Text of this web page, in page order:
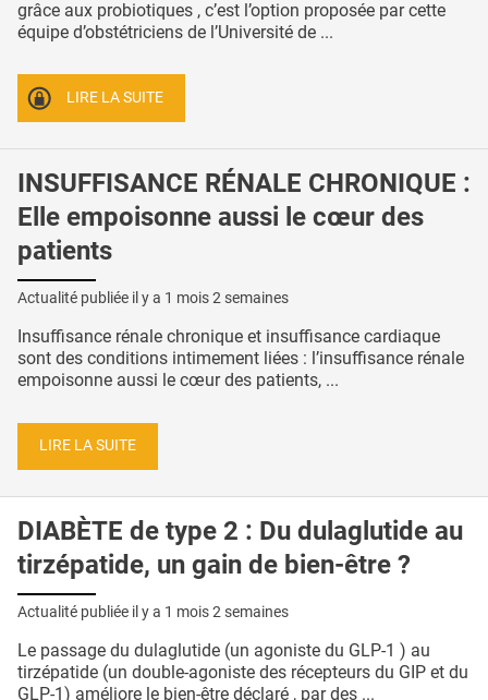
grâce aux probiotiques , c’est l’option proposée par cette
équipe d’obstétriciens de l’Université de ...
LIRE LA SUITE
INSUFFISANCE RÉNALE CHRONIQUE :
Elle empoisonne aussi le cœur des
patients
Actualité publiée il y a 1 mois 2 semaines
Insuffisance rénale chronique et insuffisance cardiaque
sont des conditions intimement liées : l’insuffisance rénale
empoisonne aussi le cœur des patients, ...
LIRE LA SUITE
DIABÈTE de type 2 : Du dulaglutide au
tirzépatide, un gain de bien-être ?
Actualité publiée il y a 1 mois 2 semaines
Le passage du dulaglutide (un agoniste du GLP-1 ) au
tirzépatide (un double-agoniste des récepteurs du GIP et du
GLP-1) améliore le bien-être déclaré , par des ...